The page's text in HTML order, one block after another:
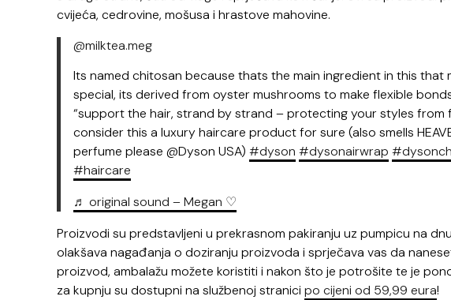
cvijeća, cedrovine, mošusa i hrastove mahovine.
@milktea.meg
Its named chitosan because thats the main ingredient in this that
special, its derived from oyster mushrooms to make flexible
“support the hair, strand by strand – protecting your styles from
consider this a luxury haircare product for sure (also smells
perfume please @Dyson USA) #dyson #dysonairwrap
#haircare
♬ original sound – Megan ♡
Proizvodi su predstavljeni u prekrasnom pakiranju uz pumpicu na
olakšava nagađanja o doziranju proizvoda i sprječava vas da
proizvod, ambalažu možete koristiti i nakon što je potrošite te je
za kupnju su dostupni na službenoj stranici po cijeni od 59,99 eura!